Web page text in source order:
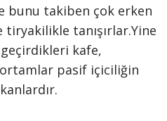
bunu takiben çok erken
tanışırlar.Yine
kafe,
pasif içiciliğin